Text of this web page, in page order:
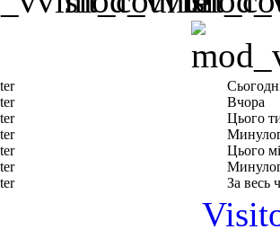
Вчора
Цього
Цього
За весь